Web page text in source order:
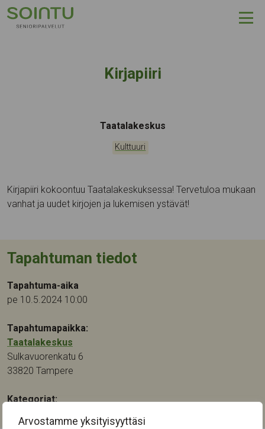
Arvostamme yksityisyyttäsi
Hyppää sisältöön
Kirjapiiri
Tapahtumapaikka:
Taatalakeskus
Kategoriat:
Kulttuuri
Kirjapiiri kokoontuu Taatalakeskuksessa! Tervetuloa mukaan
vanhat ja uudet kirjojen ja lukemisen ystävät!
Tapahtuman tiedot
Tapahtuma-aika
pe 10.5.2024 10:00
Tapahtumapaikka:
Taatalakeskus
Sulkavuorenkatu 6
33820 Tampere
Kategoriat: